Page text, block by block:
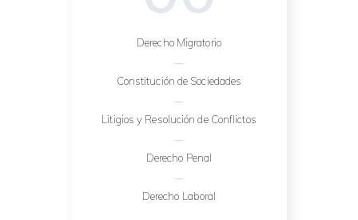
ESPAÑOL
Derecho Migratorio
Constitución de Sociedades
Litigios y Resolución de Conflictos
Derecho Penal
Derecho Laboral